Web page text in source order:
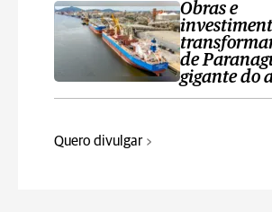
Obras e
de
gigante do
Quero divulgar